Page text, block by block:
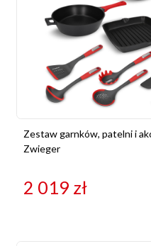
Zestaw garnków, patelni i
Zwieger
2 019 zł